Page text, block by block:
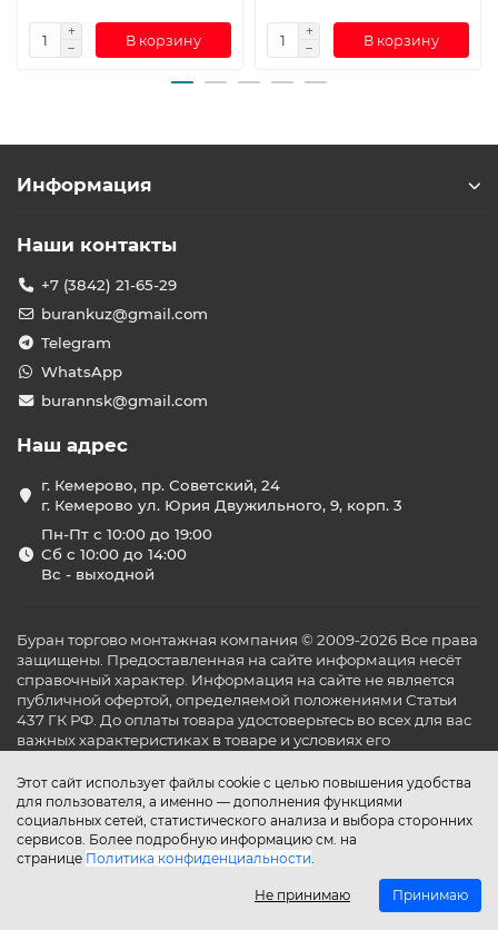
В корзину В корзину
Этот сайт использует файлы cookie с целью повышения удобства
для пользователя, а именно — дополнения функциями
социальных сетей, статистического анализа и выбора сторонних
сервисов. Более подробную информацию см. на
странице Политика конфиденциальности.
Не принимаю Принимаю
Информация
Наши контакты
+7 (3842) 21-65-29
burankuz@gmail.com
Telegram
WhatsApp
burannsk@gmail.com
Наш адрес
г. Кемерово, пр. Советский, 24
г. Кемерово ул. Юрия Двужильного, 9, корп. 3
Пн-Пт с 10:00 до 19:00
Сб с 10:00 до 14:00
Вс - выходной
Буран торгово монтажная компания © 2009-2026 Все права
защищены. Предоставленная на сайте информация несёт
справочный характер. Информация на сайте не является
публичной офертой, определяемой положениями Статьи
437 ГК РФ. До оплаты товара удостоверьтесь во всех для вас
важных характеристиках в товаре и условиях его